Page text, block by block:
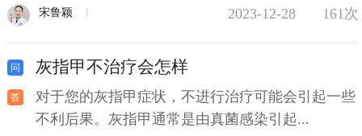
宋鲁颖 2023-12-28 161次
灰指甲不治疗会怎样
对于您的灰指甲症状，不进行治疗可能会引起一些
不利后果。灰指甲通常是由真菌感染引起...